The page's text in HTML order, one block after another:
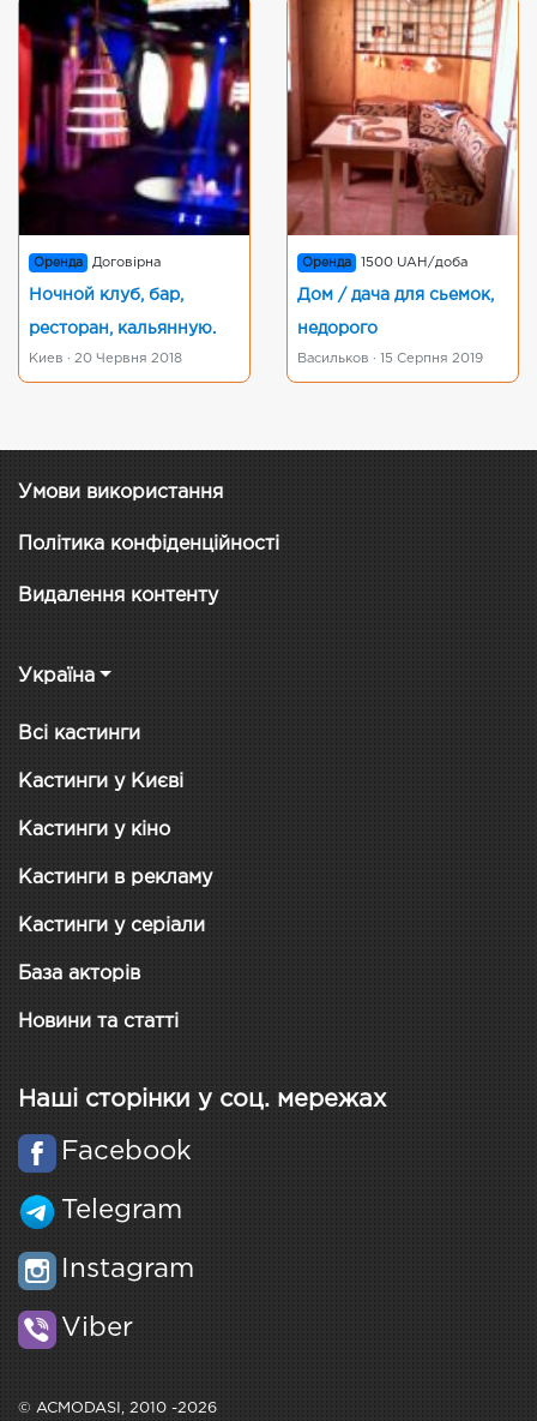
Оренда Договірна
Ночной клуб, бар,
ресторан, кальянную.
Киев · 20 Червня 2018
Оренда 1500 UAH/доба
Дом / дача для сьемок,
недорого
Васильков · 15 Серпня 2019
Умови використання
Політика конфіденційності
Видалення контенту
Україна
Всі кастинги
Кастинги у Києві
Кастинги у кіно
Кастинги в рекламу
Кастинги у серіали
База акторів
Новини та статті
Наші сторінки у соц. мережах
Facebook
Telegram
Instagram
Viber
© ACMODASI, 2010 -2026